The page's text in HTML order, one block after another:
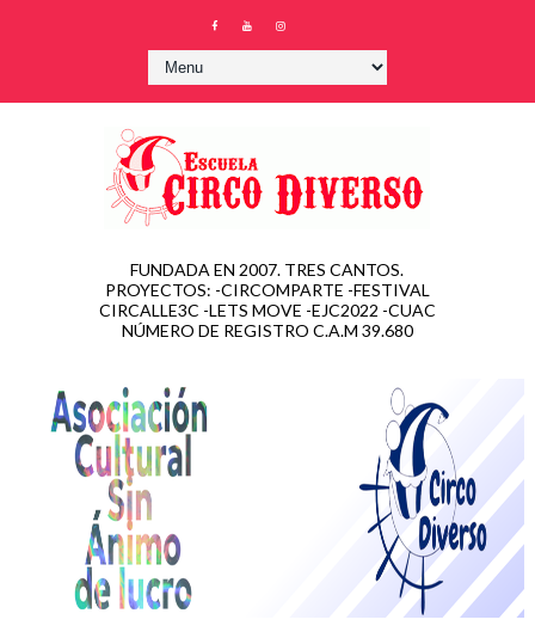
FUNDADA EN 2007. TRES CANTOS.
PROYECTOS: -CIRCOMPARTE -FESTIVAL
CIRCALLE3C -LETS MOVE -EJC2022 -CUAC
NÚMERO DE REGISTRO C.A.M 39.680